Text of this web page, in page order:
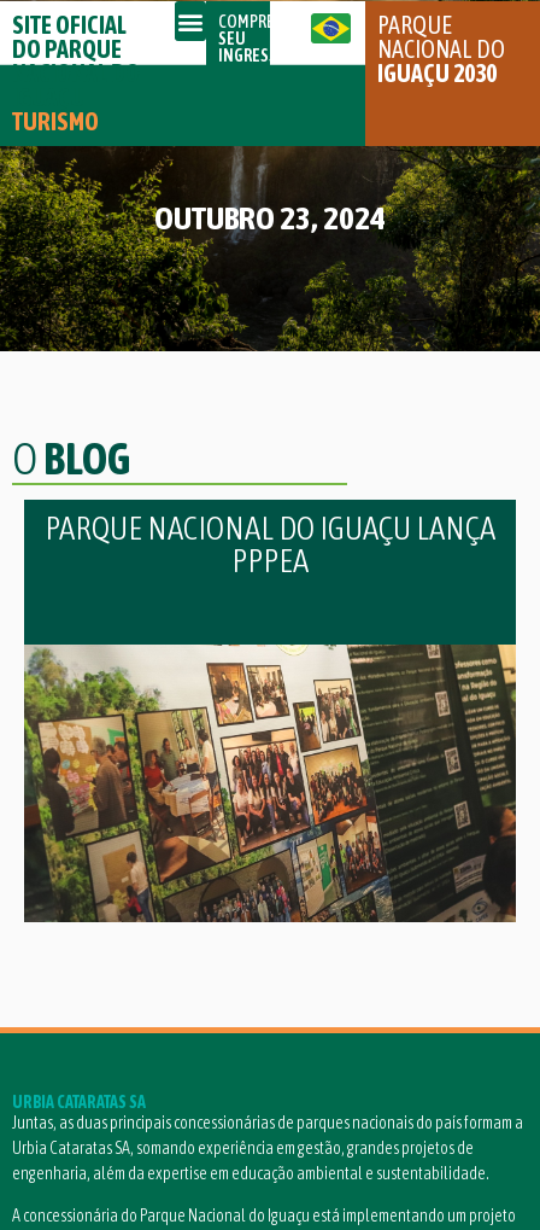
SITE OFICIAL
DO PARQUE
NACIONAL DO
TURISMO
COMPRE
SEU
INGRESSO
PARQUE
NACIONAL DO
IGUAÇU 2030
OUTUBRO 23, 2024
OBLOG
PARQUE NACIONAL DO IGUAÇU LANÇA
PPPEA
URBIA CATARATAS SA
Juntas, as duas principais concessionárias de parques nacionais do país formam a
Urbia Cataratas SA, somando experiência em gestão, grandes projetos de
engenharia, além da expertise em educação ambiental e sustentabilidade.
A concessionária do Parque Nacional do Iguaçu está implementando um projeto